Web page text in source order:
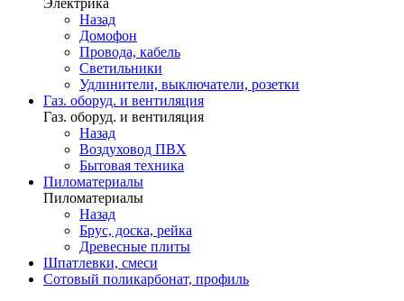
Электрика
Назад
Домофон
Провода, кабель
Светильники
Удлинители, выключатели, розетки
Газ. оборуд. и вентиляция
Газ. оборуд. и вентиляция
Назад
Воздуховод ПВХ
Бытовая техника
Пиломатериалы
Пиломатериалы
Назад
Брус, доска, рейка
Древесные плиты
Шпатлевки, смеси
Сотовый поликарбонат, профиль